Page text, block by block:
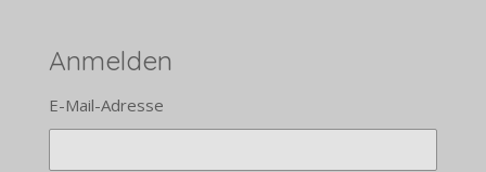
Anmelden
E-Mail-Adresse